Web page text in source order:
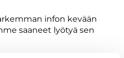
infon kevään
saaneet lyötyä sen